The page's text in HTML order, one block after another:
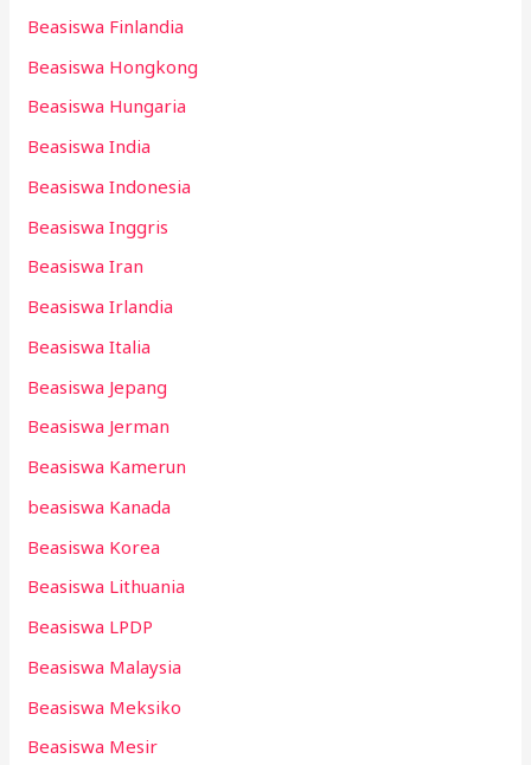
Beasiswa Finlandia
Beasiswa Hongkong
Beasiswa Hungaria
Beasiswa India
Beasiswa Indonesia
Beasiswa Inggris
Beasiswa Iran
Beasiswa Irlandia
Beasiswa Italia
Beasiswa Jepang
Beasiswa Jerman
Beasiswa Kamerun
beasiswa Kanada
Beasiswa Korea
Beasiswa Lithuania
Beasiswa LPDP
Beasiswa Malaysia
Beasiswa Meksiko
Beasiswa Mesir